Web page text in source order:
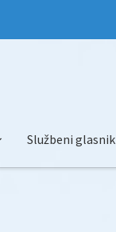
Službeni glasnik